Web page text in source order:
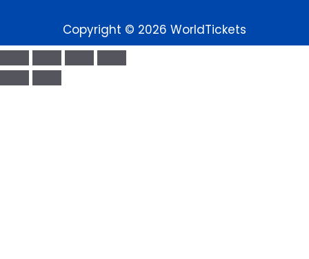
Copyright © 2026 WorldTickets